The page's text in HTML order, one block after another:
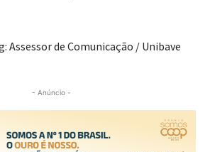
Assessor de Comunicação / Unibave
- Anúncio -